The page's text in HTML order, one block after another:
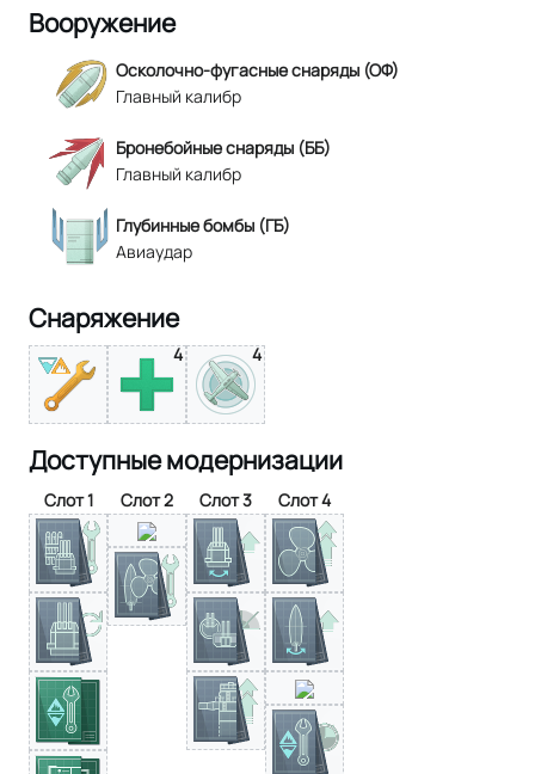
Вооружение
Осколочно-фугасные снаряды (ОФ)
Главный калибр
Бронебойные снаряды (ББ)
Главный калибр
Глубинные бомбы (ГБ)
Авиаудар
Снаряжение
4 4
Доступные модернизации
Слот 1 Слот 2 Слот 3 Слот 4